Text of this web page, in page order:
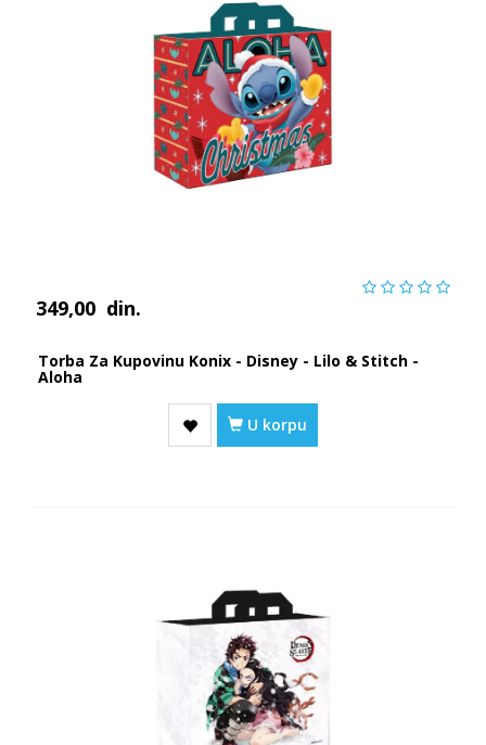
349,00 din.
Torba Za Kupovinu Konix - Disney - Lilo & Stitch -
Aloha
U korpu